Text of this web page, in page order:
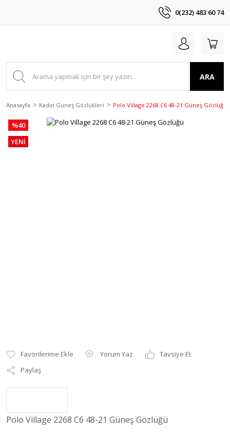
0(232) 483 60 74
ARA
Anasayfa Kadın Güneş Gözlükleri Polo Village 2268 C6 48-21 Güneş Gözlüğü
%40
YENİ
Yorum Yaz
Tavsiye Et
Paylaş
Polo Village 2268 C6 48-21 Güneş Gözlüğü